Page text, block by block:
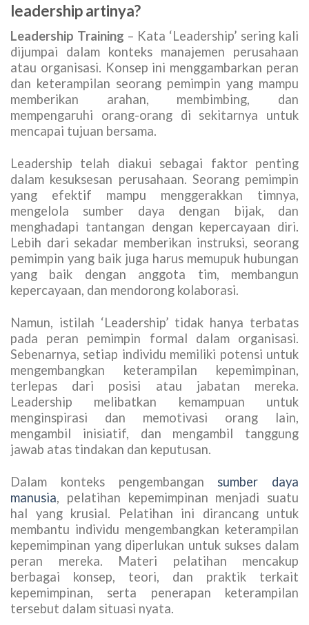
leadership artinya?
Leadership Training – Kata ‘Leadership’ sering kali
dijumpai dalam konteks manajemen perusahaan
atau organisasi. Konsep ini menggambarkan peran
dan keterampilan seorang pemimpin yang mampu
memberikan arahan, membimbing, dan
mempengaruhi orang-orang di sekitarnya untuk
mencapai tujuan bersama.
Leadership telah diakui sebagai faktor penting
dalam kesuksesan perusahaan. Seorang pemimpin
yang efektif mampu menggerakkan timnya,
mengelola sumber daya dengan bijak, dan
menghadapi tantangan dengan kepercayaan diri.
Lebih dari sekadar memberikan instruksi, seorang
pemimpin yang baik juga harus memupuk hubungan
yang baik dengan anggota tim, membangun
kepercayaan, dan mendorong kolaborasi.
Namun, istilah ‘Leadership’ tidak hanya terbatas
pada peran pemimpin formal dalam organisasi.
Sebenarnya, setiap individu memiliki potensi untuk
mengembangkan keterampilan kepemimpinan,
terlepas dari posisi atau jabatan mereka.
Leadership melibatkan kemampuan untuk
menginspirasi dan memotivasi orang lain,
mengambil inisiatif, dan mengambil tanggung
jawab atas tindakan dan keputusan.
Dalam konteks pengembangan sumber daya
manusia, pelatihan kepemimpinan menjadi suatu
hal yang krusial. Pelatihan ini dirancang untuk
membantu individu mengembangkan keterampilan
kepemimpinan yang diperlukan untuk sukses dalam
peran mereka. Materi pelatihan mencakup
berbagai konsep, teori, dan praktik terkait
kepemimpinan, serta penerapan keterampilan
tersebut dalam situasi nyata.